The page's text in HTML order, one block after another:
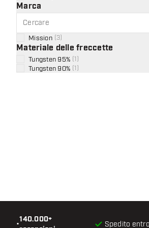
Marca
Mission 3
Materiale delle freccette
Tungsten 95% 1
Tungsten 90% 1
•
140.000+
Spedito